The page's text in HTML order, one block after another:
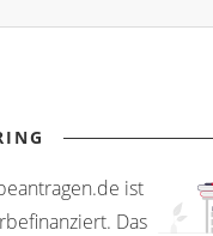
ist
Das